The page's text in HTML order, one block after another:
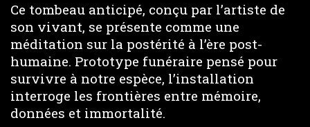
Ce tombeau anticipé, conçu par l’artiste de
son vivant, se présente comme une
méditation sur la postérité à l’ère post-
humaine. Prototype funéraire pensé pour
survivre à notre espèce, l’installation
interroge les frontières entre mémoire,
données et immortalité.